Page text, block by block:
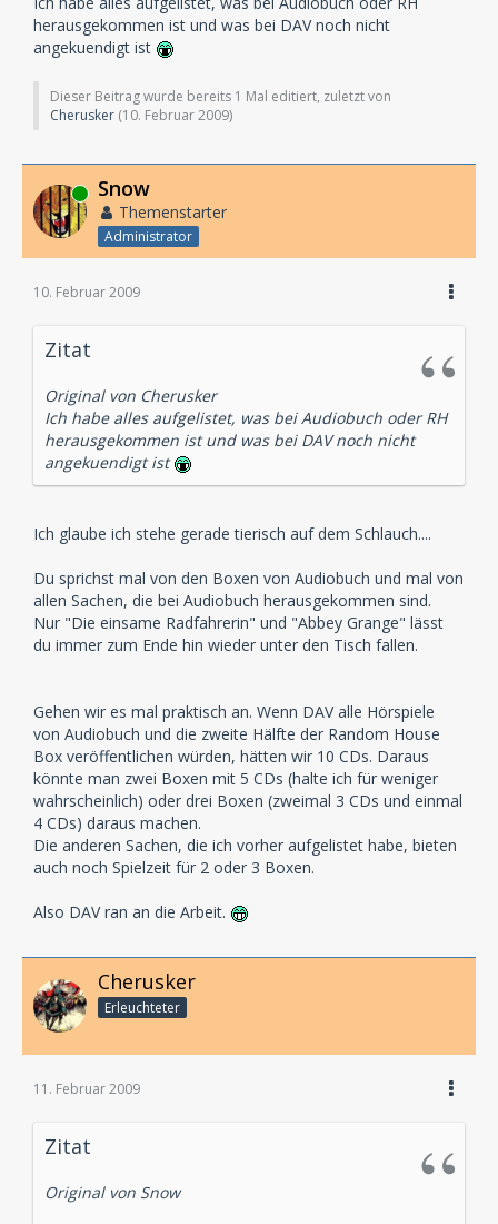
herausgekommen ist und was bei DAV noch nicht
angekuendigt ist
Dieser Beitrag wurde bereits 1 Mal editiert, zuletzt von
Cherusker (10. Februar 2009)
Online Snow
Themenstarter
Administrator
10. Februar 2009
Zitat
Original von Cherusker
Ich habe alles aufgelistet, was bei Audiobuch oder RH
herausgekommen ist und was bei DAV noch nicht
angekuendigt ist
Ich glaube ich stehe gerade tierisch auf dem Schlauch....
Du sprichst mal von den Boxen von Audiobuch und mal von
allen Sachen, die bei Audiobuch herausgekommen sind.
Nur "Die einsame Radfahrerin" und "Abbey Grange" lässt
du immer zum Ende hin wieder unter den Tisch fallen.
Gehen wir es mal praktisch an. Wenn DAV alle Hörspiele
von Audiobuch und die zweite Hälfte der Random House
Box veröffentlichen würden, hätten wir 10 CDs. Daraus
könnte man zwei Boxen mit 5 CDs (halte ich für weniger
wahrscheinlich) oder drei Boxen (zweimal 3 CDs und einmal
4 CDs) daraus machen.
Die anderen Sachen, die ich vorher aufgelistet habe, bieten
auch noch Spielzeit für 2 oder 3 Boxen.
Also DAV ran an die Arbeit.
Cherusker
Erleuchteter
11. Februar 2009
Zitat
Original von Snow